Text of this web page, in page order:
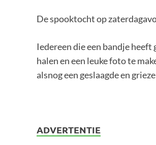
De spooktocht op
Iedereen die een bandje
halen en een leuke foto te
alsnog een geslaagde en
ADVERTENTIE